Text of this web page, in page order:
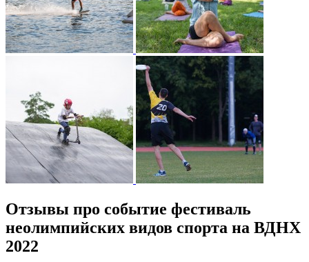
Отзывы про событие фестиваль
неолимпийских видов спорта на ВДНХ
2022